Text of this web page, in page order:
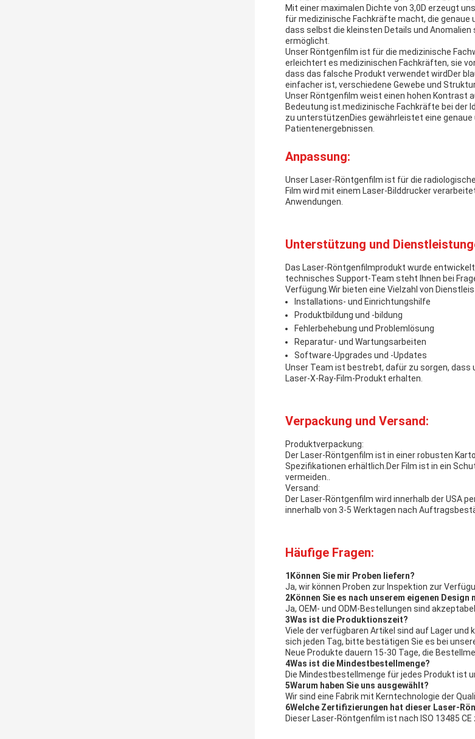
Mit einer maximalen Dichte von 3,0D erzeugt
für medizinische Fachkräfte macht, die genaue
dass selbst die kleinsten Details und Anomalien
ermöglicht.
Unser Röntgenfilm ist für die medizinische
erleichtert es medizinischen Fachkräften, sie
dass das falsche Produkt verwendet wirdDer
einfacher ist, verschiedene Gewebe und
Unser Röntgenfilm weist einen hohen Kontrast
Bedeutung ist.medizinische Fachkräfte bei der
zu unterstützenDies gewährleistet eine
Patientenergebnissen.
Anpassung:
Unser Laser-Röntgenfilm ist für die
Film wird mit einem Laser-Bilddrucker
Anwendungen.
Unterstützung und
Das Laser-Röntgenfilmprodukt wurde
technisches Support-Team steht Ihnen bei
Verfügung.Wir bieten eine Vielzahl von
Installations- und Einrichtungshilfe
Produktbildung und -bildung
Fehlerbehebung und Problemlösung
Reparatur- und Wartungsarbeiten
Software-Upgrades und -Updates
Unser Team ist bestrebt, dafür zu sorgen, dass
Laser-X-Ray-Film-Produkt erhalten.
Verpackung und Versand:
Produktverpackung:
Der Laser-Röntgenfilm ist in einer robusten
Spezifikationen erhältlich.Der Film ist in ein
vermeiden..
Versand:
Der Laser-Röntgenfilm wird innerhalb der USA
innerhalb von 3-5 Werktagen nach
Häufige Fragen:
1Können Sie mir Proben liefern?
Ja, wir können Proben zur Inspektion zur
2Können Sie es nach unserem eigenen Design
Ja, OEM- und ODM-Bestellungen sind
3Was ist die Produktionszeit?
Viele der verfügbaren Artikel sind auf Lager und
sich jeden Tag, bitte bestätigen Sie es bei
Neue Produkte dauern 15-30 Tage, die
4Was ist die Mindestbestellmenge?
Die Mindestbestellmenge für jedes Produkt ist
5Warum haben Sie uns ausgewählt?
Wir sind eine Fabrik mit Kerntechnologie der
6Welche Zertifizierungen hat dieser Laser-
Dieser Laser-Röntgenfilm ist nach ISO 13485